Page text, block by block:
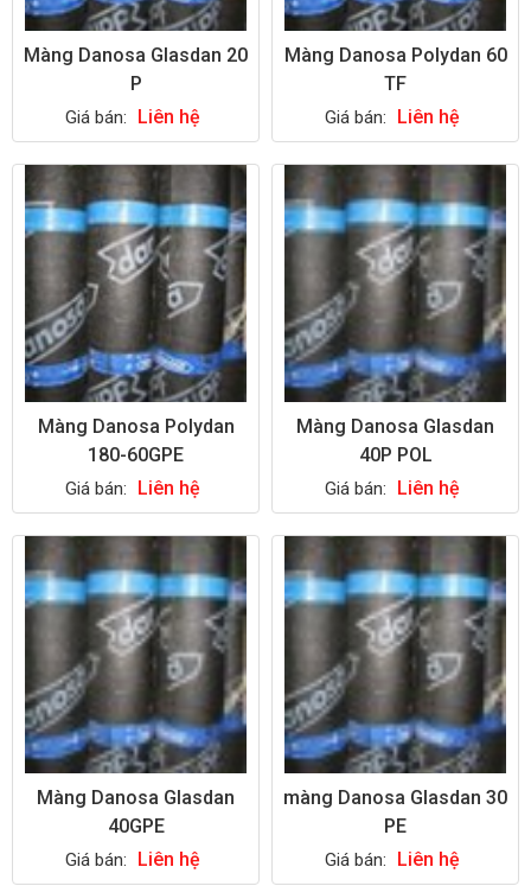
Màng Danosa Glasdan 20
P
Giá bán: Liên hệ
Màng Danosa Polydan 60
TF
Giá bán: Liên hệ
Màng Danosa Polydan
180-60GPE
Giá bán: Liên hệ
Màng Danosa Glasdan
40P POL
Giá bán: Liên hệ
Màng Danosa Glasdan
40GPE
Giá bán: Liên hệ
màng Danosa Glasdan 30
PE
Giá bán: Liên hệ